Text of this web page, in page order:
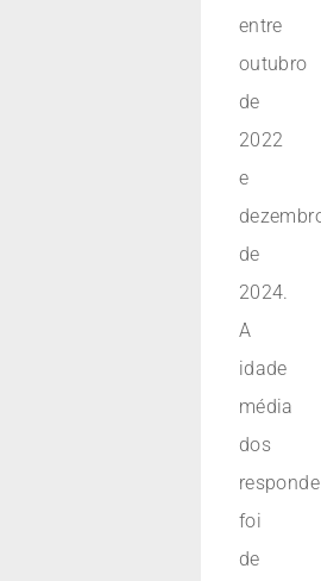
entre
outubro
de
2022
e
de
2024.
A
idade
média
dos
foi
de